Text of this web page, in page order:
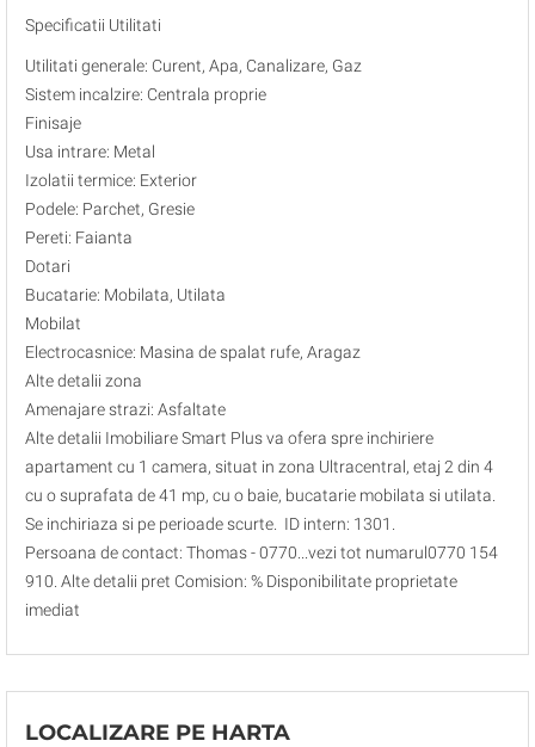
Specificatii Utilitati
Utilitati generale: Curent, Apa, Canalizare, Gaz
Sistem incalzire: Centrala proprie
Finisaje
Usa intrare: Metal
Izolatii termice: Exterior
Podele: Parchet, Gresie
Pereti: Faianta
Dotari
Bucatarie: Mobilata, Utilata
Mobilat
Electrocasnice: Masina de spalat rufe, Aragaz
Alte detalii zona
Amenajare strazi: Asfaltate
Alte detalii Imobiliare Smart Plus va ofera spre inchiriere
apartament cu 1 camera, situat in zona Ultracentral, etaj 2 din 4
cu o suprafata de 41 mp, cu o baie, bucatarie mobilata si utilata.
Se inchiriaza si pe perioade scurte. ID intern: 1301.
Persoana de contact: Thomas - 0770...vezi tot numarul0770 154
910. Alte detalii pret Comision: % Disponibilitate proprietate
imediat
LOCALIZARE PE HARTA